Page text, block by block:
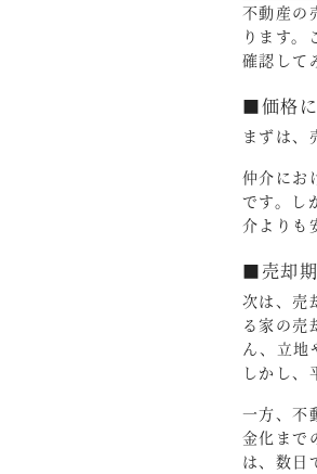
不動産の
ります
確認して
■価格
まずは、
仲介にお
です。し
介よりも
■売却
次は、売
る家の売
ん、立地
しかし、
一方、不
金化まで
は、数日